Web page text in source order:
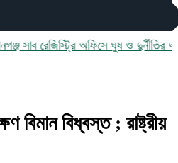
ঘুষ ও দুর্নীতির অভিযোগ:এলাকাবাসীর
বিমান বিধ্বস্ত ; রাষ্ট্রীয়